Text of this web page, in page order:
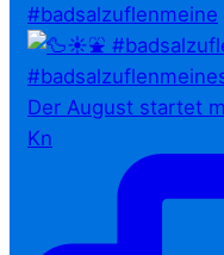
#badsalzuflenmeine
Der August startet
Kn